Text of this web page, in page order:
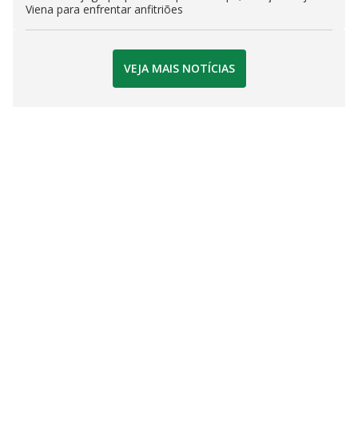
Viena para enfrentar anfitriões
VEJA MAIS NOTÍCIAS